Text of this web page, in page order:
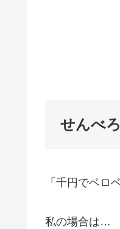
せんべ
「千円でベロ
私の場合は…